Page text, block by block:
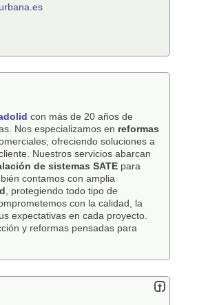
con más de 20 años de
Nos especializamos en reformas
ofreciendo soluciones a
Nuestros servicios abarcan
de sistemas SATE para
contamos con amplia
, protegiendo todo tipo de
con la calidad, la
expectativas en cada proyecto.
y reformas pensadas para